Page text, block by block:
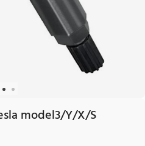
model3/Y/X/S